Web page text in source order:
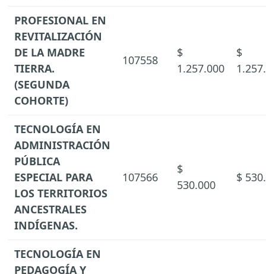
PROFESIONAL EN
REVITALIZACIÓN
DE LA MADRE
TIERRA.
(SEGUNDA
COHORTE)
107558
$
1.257.000
$
TECNOLOGÍA EN
ADMINISTRACIÓN
PÚBLICA
ESPECIAL PARA
LOS TERRITORIOS
ANCESTRALES
INDÍGENAS.
107566
$
530.000
$
TECNOLOGÍA EN
PEDAGOGÍA Y